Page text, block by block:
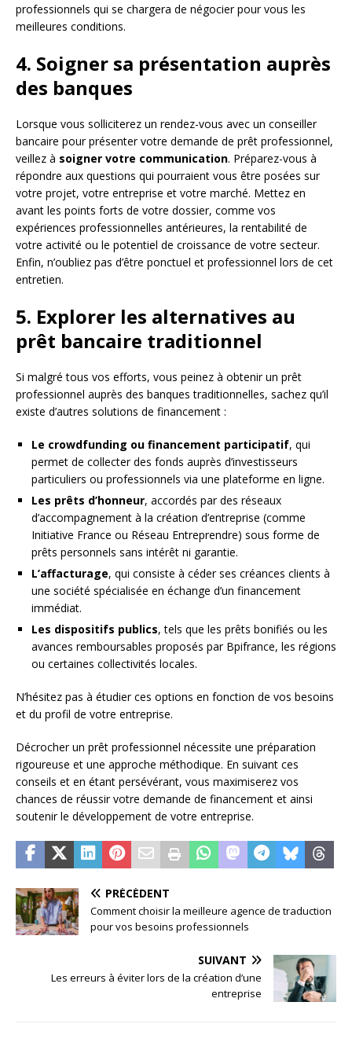
professionnels qui se chargera de négocier pour vous les
meilleures conditions.
4. Soigner sa présentation auprès
des banques
Lorsque vous solliciterez un rendez-vous avec un conseiller
bancaire pour présenter votre demande de prêt professionnel,
veillez à soigner votre communication. Préparez-vous à
répondre aux questions qui pourraient vous être posées sur
votre projet, votre entreprise et votre marché. Mettez en
avant les points forts de votre dossier, comme vos
expériences professionnelles antérieures, la rentabilité de
votre activité ou le potentiel de croissance de votre secteur.
Enfin, n’oubliez pas d’être ponctuel et professionnel lors de cet
entretien.
5. Explorer les alternatives au
prêt bancaire traditionnel
Si malgré tous vos efforts, vous peinez à obtenir un prêt
professionnel auprès des banques traditionnelles, sachez qu’il
existe d’autres solutions de financement :
Le crowdfunding ou financement participatif, qui
permet de collecter des fonds auprès d’investisseurs
particuliers ou professionnels via une plateforme en ligne.
Les prêts d’honneur, accordés par des réseaux
d’accompagnement à la création d’entreprise (comme
Initiative France ou Réseau Entreprendre) sous forme de
prêts personnels sans intérêt ni garantie.
L’affacturage, qui consiste à céder ses créances clients à
une société spécialisée en échange d’un financement
immédiat.
Les dispositifs publics, tels que les prêts bonifiés ou les
avances remboursables proposés par Bpifrance, les régions
ou certaines collectivités locales.
N’hésitez pas à étudier ces options en fonction de vos besoins
et du profil de votre entreprise.
Décrocher un prêt professionnel nécessite une préparation
rigoureuse et une approche méthodique. En suivant ces
conseils et en étant persévérant, vous maximiserez vos
chances de réussir votre demande de financement et ainsi
soutenir le développement de votre entreprise.
PRÉCÉDENT
Comment choisir la meilleure agence de traduction
pour vos besoins professionnels
SUIVANT
Les erreurs à éviter lors de la création d’une
entreprise